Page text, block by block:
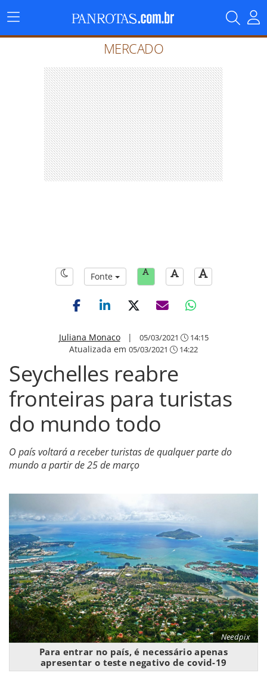
Menu
Principal
MERCADO
Fonte
Juliana Monaco| 05/03/2021 14:15
Atualizada em 05/03/2021 14:22
Seychelles reabre
fronteiras para turistas
do mundo todo
O país voltará a receber turistas de qualquer parte do
mundo a partir de 25 de março
Needpix
Para entrar no país, é necessário apenas
apresentar o teste negativo de covid-19